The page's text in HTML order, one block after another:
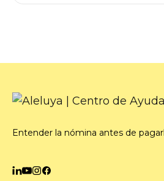
Entender la nómina antes de